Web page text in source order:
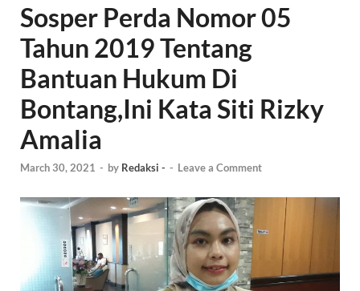
Sosper Perda Nomor 05
Tahun 2019 Tentang
Bantuan Hukum Di
Bontang,Ini Kata Siti Rizky
Amalia
March 30, 2021 - by Redaksi - - Leave a Comment